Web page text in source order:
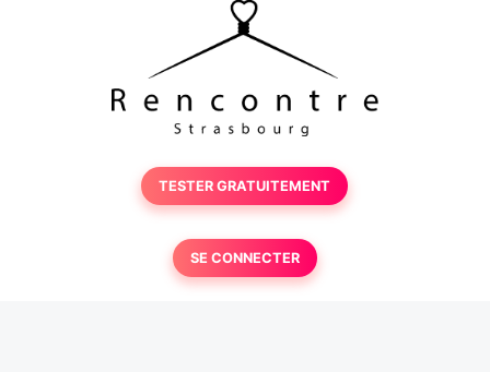
TESTER GRATUITEMENT
SE CONNECTER